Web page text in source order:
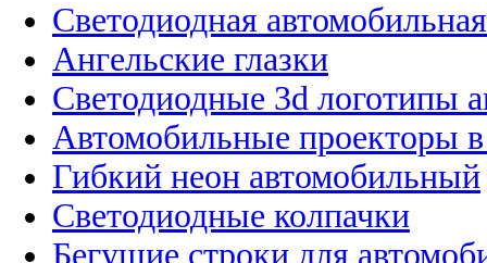
Светодиодная
Ангельские глазки
Светодиодные 3d логотипы
Автомобильные проекторы
Гибкий неон автомобильный
Светодиодные колпачки
Бегущие строки для